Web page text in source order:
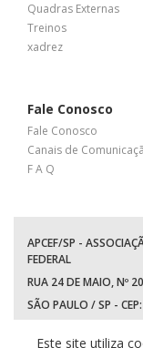
Quadras Externas
Treinos
xadrez
Fale Conosco
Fale Conosco
Canais de
F A Q
APCEF/SP -
FEDERAL
RUA 24 DE MAIO, Nº
SÃO PAULO / SP -
Este site utiliza